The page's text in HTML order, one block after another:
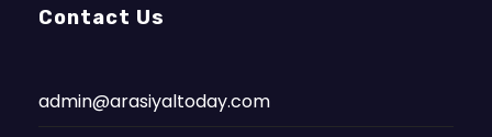
Contact Us
admin@arasiyaltoday.com